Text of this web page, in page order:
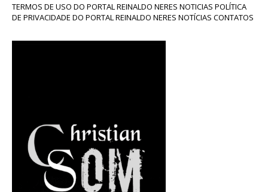
TERMOS DE USO DO PORTAL REINALDO NERES NOTICIAS POLÍTICA
DE PRIVACIDADE DO PORTAL REINALDO NERES NOTÍCIAS CONTATOS